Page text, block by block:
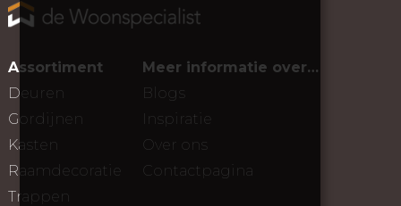
Assortiment
Deuren
Gordijnen
Kasten
Raamdecoratie
Trappen
Meer informatie over…
Blogs
Inspiratie
Over ons
Contactpagina